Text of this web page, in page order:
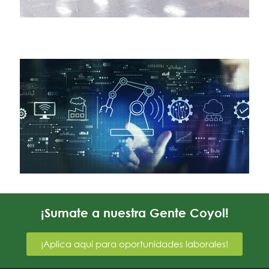
¡Sumate a nuestra Gente Coyol!
¡Aplica aquí para oportunidades laborales!